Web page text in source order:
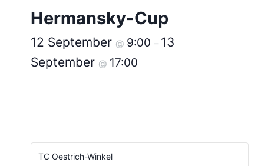
Hermansky-Cup
12 September @ 9:00 – 13
September @ 17:00
TC Oestrich-Winkel